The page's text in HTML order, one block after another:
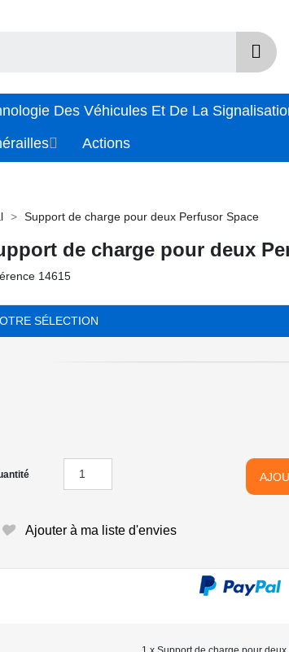
Des Véhicules Et De La
Actions
Support de charge pour deux Perfusor Space
de charge pour deux
14615
SÉLECTION
Ajouter à ma liste d'envies